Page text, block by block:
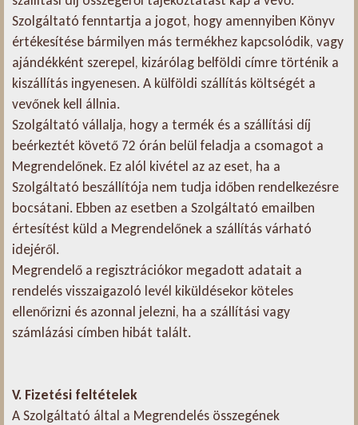
Szolgáltató fenntartja a jogot, hogy amennyiben Könyv
értékesítése bármilyen más termékhez kapcsolódik, vagy
ajándékként szerepel, kizárólag belföldi címre történik a
kiszállítás ingyenesen. A külföldi szállítás költségét a
vevőnek kell állnia.
Szolgáltató vállalja, hogy a termék és a szállítási díj
beérkeztét követő 72 órán belül feladja a csomagot a
Megrendelőnek. Ez alól kivétel az az eset, ha a
Szolgáltató beszállítója nem tudja időben rendelkezésre
bocsátani. Ebben az esetben a Szolgáltató emailben
értesítést küld a Megrendelőnek a szállítás várható
idejéről.
Megrendelő a regisztrációkor megadott adatait a
rendelés visszaigazoló levél kiküldésekor köteles
ellenőrizni és azonnal jelezni, ha a szállítási vagy
számlázási címben hibát talált.
V. Fizetési feltételek
A Szolgáltató által a Megrendelés összegének